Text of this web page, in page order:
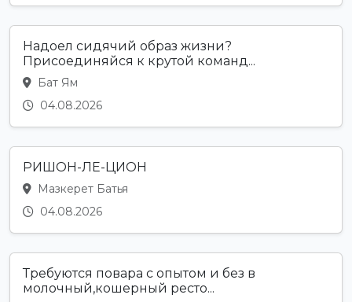
Надоел сидячий образ жизни?
Присоединяйся к крутой команд...
Бат Ям
04.08.2026
РИШОН-ЛЕ-ЦИОН
Мазкерет Батья
04.08.2026
Требуются повара с опытом и без в
молочный,кошерный ресто...